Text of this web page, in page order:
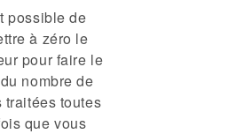
possible de
à zéro le
pour faire le
nombre de
traitées toutes
que vous